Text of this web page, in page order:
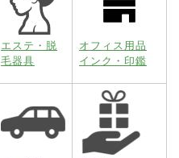
エステ・脱
毛器具
オフィス用品
インク・印鑑